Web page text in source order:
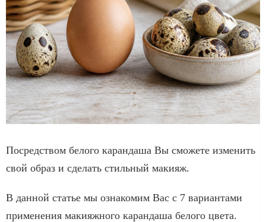
Посредством белого карандаша Вы сможете изменить
свой образ и сделать стильный макияж.
В данной статье мы ознакомим Вас с 7 вариантами
применения макияжного карандаша белого цвета.